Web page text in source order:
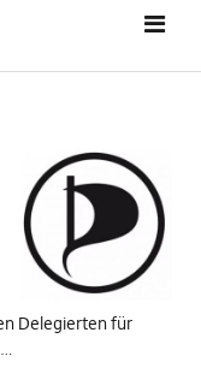
Delegierten für